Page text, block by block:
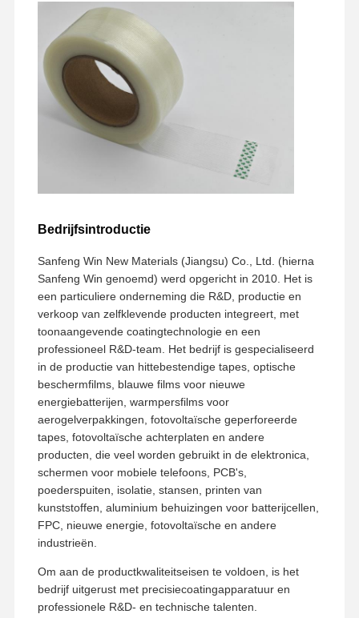
Bedrijfsintroductie
Sanfeng Win New Materials (Jiangsu) Co., Ltd. (hierna
Sanfeng Win genoemd) werd opgericht in 2010. Het is
een particuliere onderneming die R&D, productie en
verkoop van zelfklevende producten integreert, met
toonaangevende coatingtechnologie en een
professioneel R&D-team. Het bedrijf is gespecialiseerd
in de productie van hittebestendige tapes, optische
beschermfilms, blauwe films voor nieuwe
energiebatterijen, warmpersfilms voor
aerogelverpakkingen, fotovoltaïsche geperforeerde
tapes, fotovoltaïsche achterplaten en andere
producten, die veel worden gebruikt in de elektronica,
schermen voor mobiele telefoons, PCB's,
poederspuiten, isolatie, stansen, printen van
kunststoffen, aluminium behuizingen voor batterijcellen,
FPC, nieuwe energie, fotovoltaïsche en andere
industrieën.
Om aan de productkwaliteitseisen te voldoen, is het
bedrijf uitgerust met precisiecoatingapparatuur en
professionele R&D- en technische talenten.